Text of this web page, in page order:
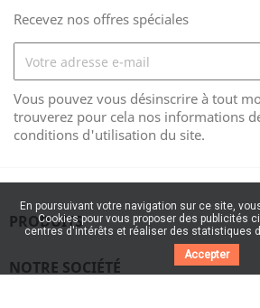
Recevez nos offres spéciales
Vous pouvez vous désinscrire à tout
trouverez pour cela nos informations
conditions d'utilisation du site.
PRODUITS
NOTRE SOCIÉTÉ
En poursuivant votre navigation sur ce site,
Cookies pour vous proposer des publicités
centres d'intérêts et réaliser des statistiques
Accepter